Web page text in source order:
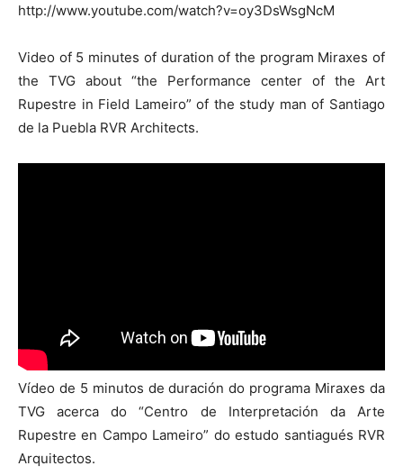
http://www.youtube.com/watch?v=oy3DsWsgNcM
Video of 5 minutes of duration of the program Miraxes of
the TVG about “the Performance center of the Art
Rupestre in Field Lameiro” of the study man of Santiago
de la Puebla RVR Architects.
Vídeo de 5 minutos de duración do programa Miraxes da
TVG acerca do “Centro de Interpretación da Arte
Rupestre en Campo Lameiro” do estudo santiagués RVR
Arquitectos.